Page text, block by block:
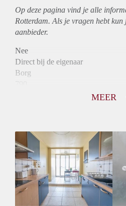
Op deze pagina vind je alle
Rotterdam. Als je vragen hebt kun
aanbieder.
Nee
Direct bij de eigenaar
Borg
Inkomen eis
2,9 X Maandhuur Bruto
Huurtermijn
Onbepaalde termijn
Oplevering
Gestoffeerd
MEER